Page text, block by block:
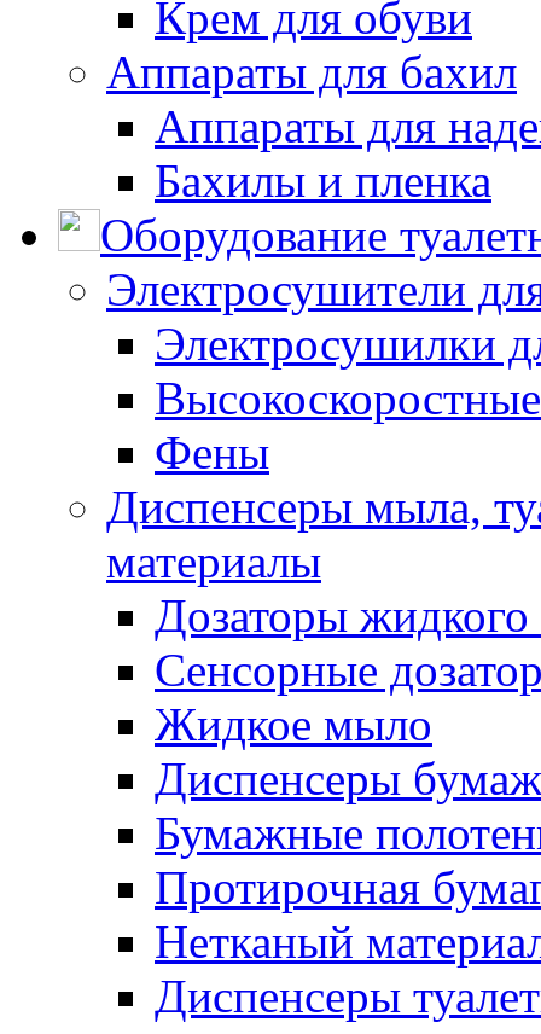
Крем для обуви
Аппараты для бахил
Аппараты для
Бахилы и пленка
Оборудование
Электросушители
Электросушилки
Фены
Диспенсеры мыла,
материалы
Дозаторы
Сенсорные
Жидкое мыло
Диспенсеры
Бумажные
Протирочная
Нетканый
Диспенсеры